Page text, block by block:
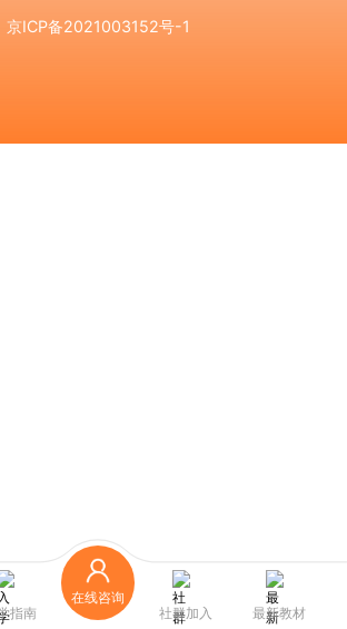
京ICP备2021003152号-1
指南
在线咨询
社群加入
最新教材